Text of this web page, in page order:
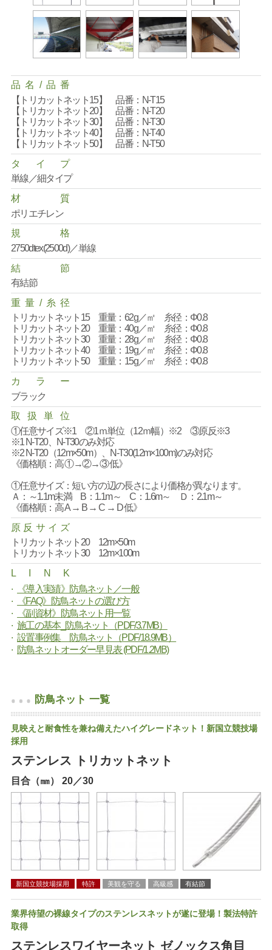
品 名 / 品 番
【トリカットネット15】 品番：N-T15
【トリカットネット20】 品番：N-T20
【トリカットネット30】 品番：N-T30
【トリカットネット40】 品番：N-T40
【トリカットネット50】 品番：N-T50
タ
イ
プ
単線／細タイプ
材
質
ポリエチレン
規
格
2750dtex(2500d)／単線
結
節
有結節
重 量 / 糸 径
トリカットネット15 重量：62g／㎡ 糸径：Φ0.8
トリカットネット20 重量：40g／㎡ 糸径：Φ0.8
トリカットネット30 重量：28g／㎡ 糸径：Φ0.8
トリカットネット40 重量：19g／㎡ 糸径：Φ0.8
トリカットネット50 重量：15g／㎡ 糸径：Φ0.8
カ
ラ
ー
ブラック
取
扱 単
位
①任意サイズ※1 ②1ｍ単位（12ｍ幅）※2 ③原反※3
※1 N-T20、N-T30のみ対応
※2 N-T20（12m×50m）、N-T30(12m×100m)のみ対応
《価格順：高 ①→②→③ 低》
①任意サイズ：短い方の辺の長さにより価格が異なります。
Ａ：～1.1m未満 B：1.1m～ C：1.6m～ Ｄ：2.1m～
《価格順：高 A → B → C → D 低》
原 反 サ イ ズ
トリカットネット20 12m×50m
トリカットネット30 12m×100m
L
N
K
《導入実績》防鳥ネット／一般
《FAQ》防鳥ネットの選び方
《副資材》防鳥ネット用一覧
施工の基本_防鳥ネット（PDF/3.7MB）
設置事例集 防鳥ネット（PDF/18.9MB）
防鳥ネットオーダー早見表 (PDF/1.2MB)
防鳥ネット 一覧
見映えと耐食性を兼ね備えたハイグレードネット！新国立競技場
採用
ステンレス トリカットネット
目合（㎜） 20／30
新国立競技場採用 特許 美観を守る 高級感 有結節
業界待望の裸線タイプのステンレスネットが遂に登場！製法特許
取得
ステンレスワイヤーネット ゼノックス角目